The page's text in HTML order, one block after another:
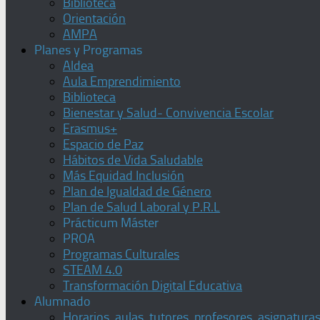
Orientación
AMPA
Planes y Programas
Aldea
Aula Emprendimiento
Biblioteca
Bienestar y Salud- Convivencia Escolar
Erasmus+
Espacio de Paz
Hábitos de Vida Saludable
Más Equidad Inclusión
Plan de Igualdad de Género
Plan de Salud Laboral y P.R.L
Prácticum Máster
PROA
Programas Culturales
STEAM 4.0
Transformación Digital Educativa
Alumnado